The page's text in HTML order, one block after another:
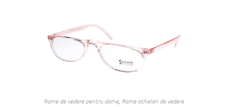
Rame de vedere pentru dame, Rame ochelari de vedere